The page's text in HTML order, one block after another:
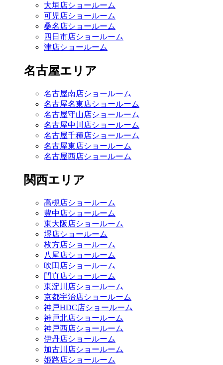
大垣店ショールーム
可児店ショールーム
桑名店ショールーム
四日市店ショールーム
津店ショールーム
名古屋エリア
名古屋南店ショールーム
名古屋名東店ショールーム
名古屋守山店ショールーム
名古屋中川店ショールーム
名古屋千種店ショールーム
名古屋東店ショールーム
名古屋西店ショールーム
関西エリア
高槻店ショールーム
豊中店ショールーム
東大阪店ショールーム
堺店ショールーム
枚方店ショールーム
八尾店ショールーム
吹田店ショールーム
門真店ショールーム
東淀川店ショールーム
京都宇治店ショールーム
神戸HDC店ショールーム
神戸北店ショールーム
神戸西店ショールーム
伊丹店ショールーム
加古川店ショールーム
姫路店ショールーム